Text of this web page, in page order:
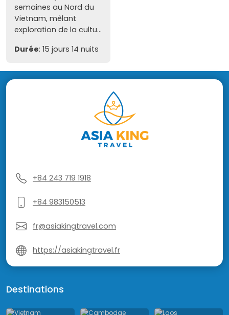
semaines au Nord du
Vietnam, mêlant
exploration de la cultu...
Durée: 15 jours 14 nuits
+84 243 719 1918
+84 983150513
fr@asiakingtravel.com
https://asiakingtravel.fr
Destinations